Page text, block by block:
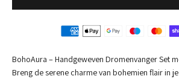
BohoAura – Handgeweven Dromenvanger Set
Breng de serene charme van bohemien flair in